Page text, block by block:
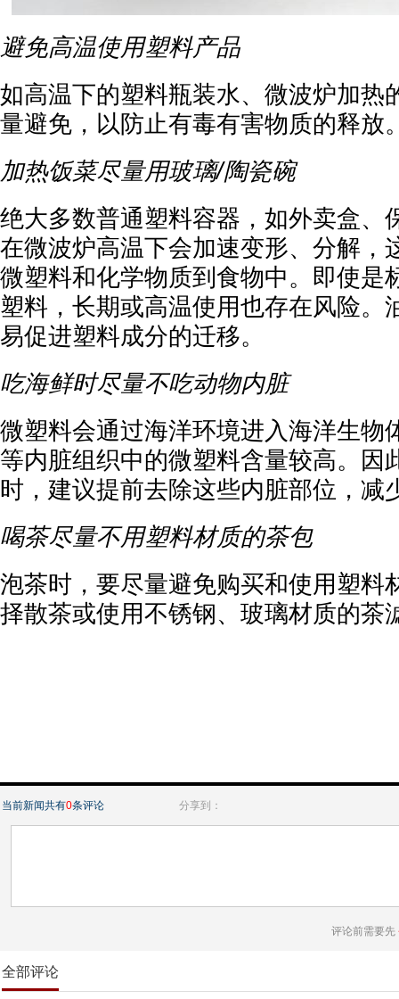
避免高温使用塑料产品
如高温下的塑料瓶装水、微波炉加热
量避免，以防止有毒有害物质的释放
加热饭菜尽量用玻璃/陶瓷碗
绝大多数普通塑料容器，如外卖盒、
在微波炉高温下会加速变形、分解，
微塑料和化学物质到食物中。即使是
塑料，长期或高温使用也存在风险。
易促进塑料成分的迁移。
吃海鲜时尽量不吃动物内脏
微塑料会通过海洋环境进入海洋生物
等内脏组织中的微塑料含量较高。因
时，建议提前去除这些内脏部位，减
喝茶尽量不用塑料材质的茶包
泡茶时，要尽量避免购买和使用塑料
择散茶或使用不锈钢、玻璃材质的茶
当前新闻共有0条评论 分享到：
评论前需要先
全部评论